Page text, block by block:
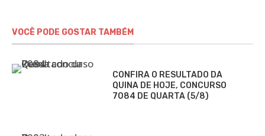
VOCÊ PODE GOSTAR TAMBÉM
CONFIRA O RESULTADO DA
QUINA DE HOJE, CONCURSO
7084 DE QUARTA (5/8)